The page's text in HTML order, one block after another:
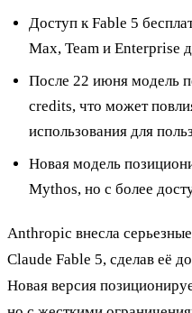
Доступ к Fable 5
Max, Team и Enterprise
После 22 июня модель
credits, что может
использования для
Новая модель
Mythos, но с более
Anthropic внесла
Claude Fable 5, сделав её
Новая версия